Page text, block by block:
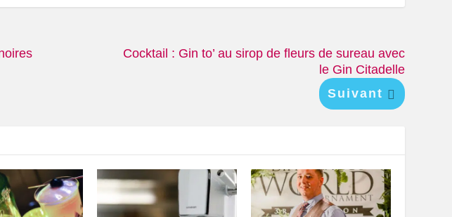
Cocktail : Gin to’ au sirop de fleurs de sureau avec
le Gin Citadelle
Suivant